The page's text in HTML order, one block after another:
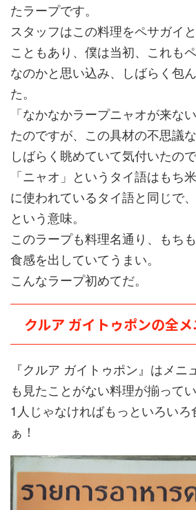
たラープです。
スタッフはこの料理をペサガイ
こともあり、僕は当初、これも
なのかと思い込み、しばらく包
た。
「なかなかラープニャオが来な
たのですが、この具材の不思議
しばらく眺めていて気付いたの
「ニャオ」というタイ語はもち
に使われているタイ語と同じで
という意味。
このラープも料理名通り、もち
食感を出していてうまい。
こんなラープ初めてだ。
クルア ガイトゥポンの全
『クルア ガイトゥポン』はメニ
も見たことがない料理が揃ってい
1人じゃなければもっといろい
ぁ！